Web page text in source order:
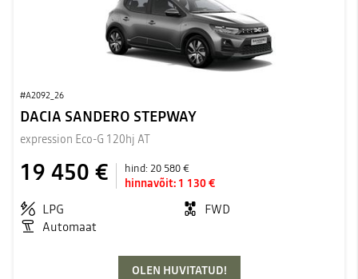
#A2092_26
DACIA SANDERO STEPWAY
expression Eco-G 120hj AT
19 450 € hind:20 580 €
hinnavõit: 1 130 €
LPG
FWD
Automaat
OLEN HUVITATUD!